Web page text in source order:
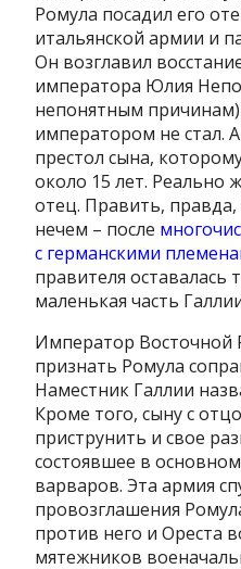
Ромула посадил его
итальянской армии и
Он возглавил
императора Юлия
непонятным
императором не стал.
престол сына,
около 15 лет. Реально
отец. Править,
нечем – после
с германскими
правителя оставалась
маленькая часть
Император Восточной
признать Ромула
Наместник Галлии
Кроме того, сыну с
приструнить и свое
состоявшее в
варваров. Эта армия
провозглашения
против него и Ореста
мятежников